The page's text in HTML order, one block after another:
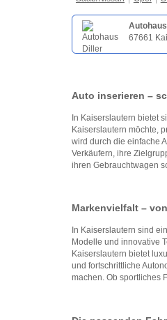
67661
Auto inserieren –
In Kaiserslautern bietet
Kaiserslautern möchte,
wird durch die einfache
Verkäufern, ihre
ihren Gebrauchtwagen
Markenvielfalt –
In Kaiserslautern sind
Modelle und innovative
Kaiserslautern bietet
und fortschrittliche
machen. Ob sportliches